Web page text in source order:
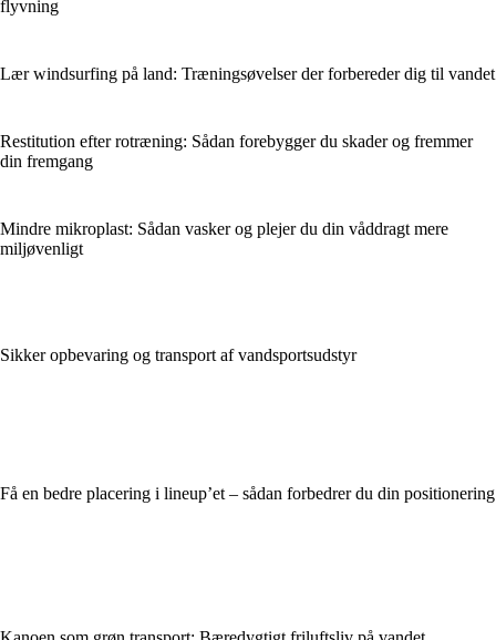
flyvning
Lær windsurfing på land: Træningsøvelser der forbereder dig til vandet
Restitution efter rotræning: Sådan forebygger du skader og fremmer
din fremgang
Mindre mikroplast: Sådan vasker og plejer du din våddragt mere
miljøvenligt
Sikker opbevaring og transport af vandsportsudstyr
Få en bedre placering i lineup’et – sådan forbedrer du din positionering